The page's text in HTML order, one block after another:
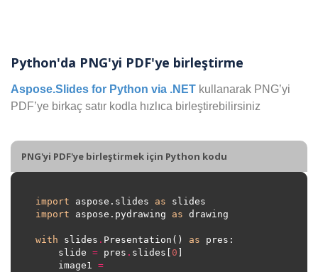
Python'da PNG'yi PDF'ye birleştirme
Aspose.Slides for Python via .NET kullanarak PNG’yi
PDF’ye birkaç satır kodla hızlıca birleştirebilirsiniz
PNG'yi PDF'ye birleştirmek için Python kodu
import aspose.slides as
import aspose.pydrawing as
with slides . Presentation() as
    slide
= pres . slides[ 0
    image1
=